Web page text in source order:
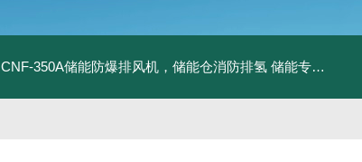
CNF-350A储能防爆排风机，储能仓消防排氢 储能专用风机